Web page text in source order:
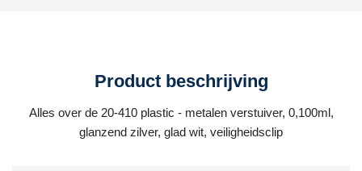
Product beschrijving
Alles over de 20-410 plastic - metalen verstuiver, 0,100ml,
glanzend zilver, glad wit, veiligheidsclip